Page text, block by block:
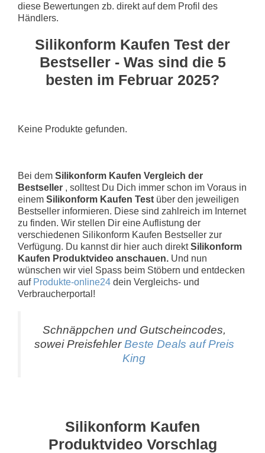
diese Bewertungen zb. direkt auf dem Profil des
Händlers.
Silikonform Kaufen Test der
Bestseller - Was sind die 5
besten im Februar 2025?
Keine Produkte gefunden.
Bei dem Silikonform Kaufen Vergleich der
Bestseller , solltest Du Dich immer schon im Voraus in
einem Silikonform Kaufen Test über den jeweiligen
Bestseller informieren. Diese sind zahlreich im Internet
zu finden. Wir stellen Dir eine Auflistung der
verschiedenen Silikonform Kaufen Bestseller zur
Verfügung. Du kannst dir hier auch direktSilikonform
Kaufen Produktvideo anschauen. Und nun
wünschen wir viel Spass beim Stöbern und entdecken
auf Produkte-online24 dein Vergleichs- und
Verbraucherportal!
Schnäppchen und Gutscheincodes,
sowei Preisfehler Beste Deals auf Preis
King
Silikonform Kaufen
Produktvideo Vorschlag